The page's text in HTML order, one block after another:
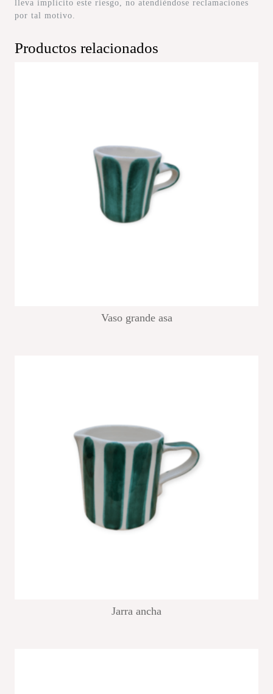
lleva implícito este riesgo, no atendiéndose reclamaciones
por tal motivo.
Productos relacionados
Vaso grande asa
Jarra ancha